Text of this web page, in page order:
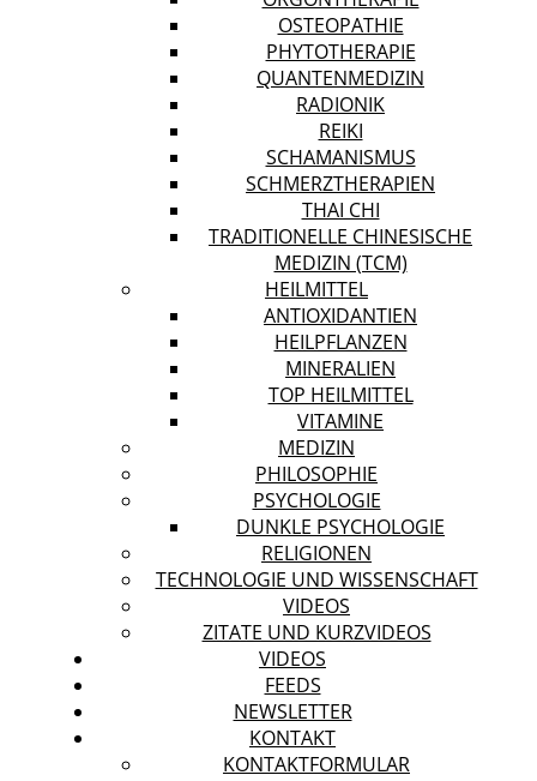
OSTEOPATHIE
PHYTOTHERAPIE
QUANTENMEDIZIN
RADIONIK
REIKI
SCHAMANISMUS
SCHMERZTHERAPIEN
THAI CHI
TRADITIONELLE CHINESISCHE
MEDIZIN (TCM)
HEILMITTEL
ANTIOXIDANTIEN
HEILPFLANZEN
MINERALIEN
TOP HEILMITTEL
VITAMINE
MEDIZIN
PHILOSOPHIE
PSYCHOLOGIE
DUNKLE PSYCHOLOGIE
RELIGIONEN
TECHNOLOGIE UND WISSENSCHAFT
VIDEOS
ZITATE UND KURZVIDEOS
VIDEOS
FEEDS
NEWSLETTER
KONTAKT
KONTAKTFORMULAR